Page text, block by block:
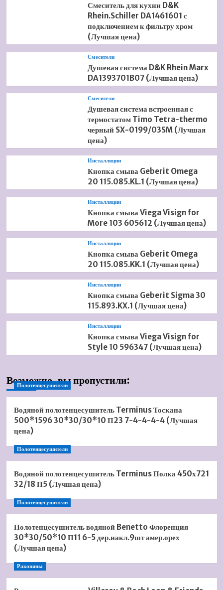
Смеситель для кухни D&K
Rhein.Schiller DA1461601 с
подключением к фильтру хром
(Лучшая цена)
Смесители
Душевая система D&K Rhein Marx
DA1393701B07 (Лучшая цена)
Смесители
Душевая система встроенная с
термостатом Timo Tetra-thermo
черный SX-0199/03SM (Лучшая
цена)
Инсталляции
Кнопка смыва Geberit Omega
20 115.085.KL.1 (Лучшая цена)
Инсталляции
Кнопка смыва Viega Visign for
More 103 605612 (Лучшая цена)
Инсталляции
Кнопка смыва Geberit Omega
20 115.085.KK.1 (Лучшая цена)
Инсталляции
Кнопка смыва Geberit Sigma 30
115.893.KX.1 (Лучшая цена)
Инсталляции
Кнопка смыва Viega Visign for
Style 10 596347 (Лучшая цена)
Возможно, вы пропустили:
Полотенцесушители
Водяной полотенцесушитель Terminus Тоскана
500*1596 30*30/30*10 П23 7-4-4-4-4 (Лучшая
цена)
Полотенцесушители
Водяной полотенцесушитель Terminus Полка 450х721
32/18 П5 (Лучшая цена)
Полотенцесушители
Полотенцесушитель водяной Benetto Флоренция
30*30/50*10 П11 6-5 дер.накл.9шт амер.орех
(Лучшая цена)
Раковины